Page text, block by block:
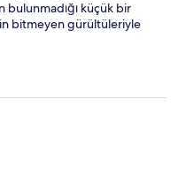
bulunmadığı küçük bir
bitmeyen gürültüleriyle